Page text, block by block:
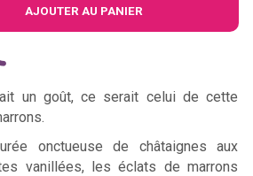
AJOUTER AU PANIER
un goût, ce serait celui de cette
onctueuse de châtaignes aux
vanillées, les éclats de marrons